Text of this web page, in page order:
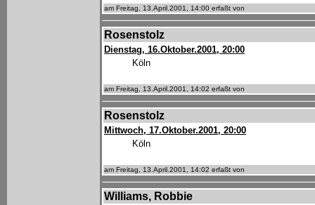
am Freitag, 13.April.2001, 14:00 erfaßt von
Rosenstolz
Dienstag, 16.Oktober.2001, 20:00
Köln
am Freitag, 13.April.2001, 14:02 erfaßt von
Rosenstolz
Mittwoch, 17.Oktober.2001, 20:00
Köln
am Freitag, 13.April.2001, 14:02 erfaßt von
Williams, Robbie